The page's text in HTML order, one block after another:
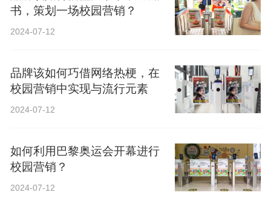
书，策划一场校园营销？
2024-07-12
品牌该如何巧借网络热梗，在
校园营销中实现与流行元素
2024-07-12
如何利用巴黎奥运会开幕进行
校园营销？
2024-07-12